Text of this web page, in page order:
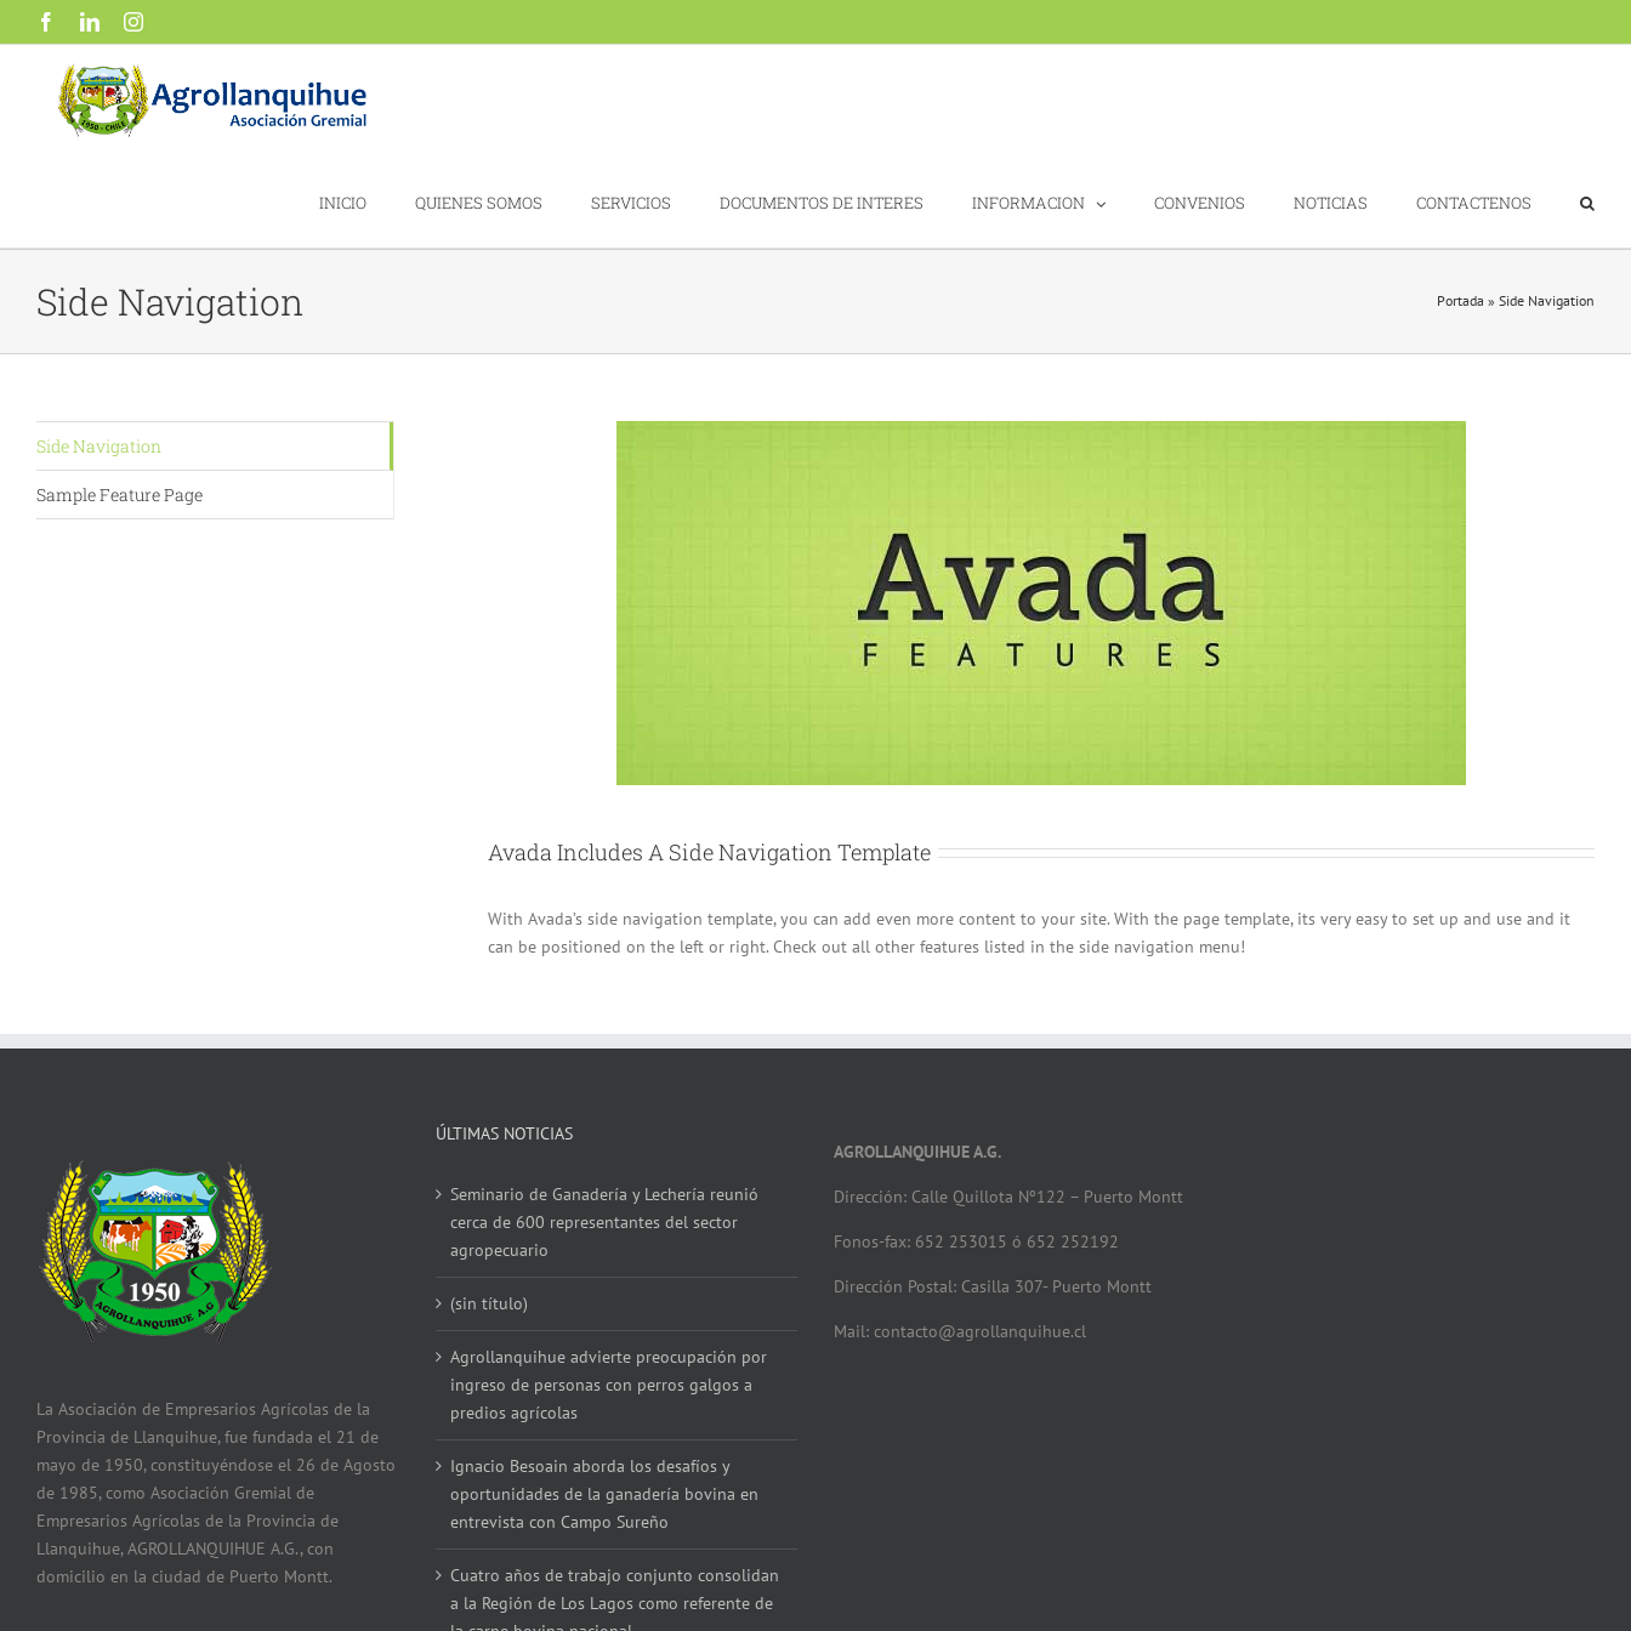
al
contenido
FacebookLinkedInInstagram
INICIO QUIENES SOMOS SERVICIOS DOCUMENTOS DE INTERES INFORMACION CONVENIOS NOTICIAS CONTACTENOS
Side Navigation Portada » Side Navigation
Avada Includes A Side Navigation Template
With Avada’s side navigation template, you can add even more content to your site. With the page template, its very easy to set up and use and it
can be positioned on the left or right. Check out all other features listed in the side navigation menu!
Side Navigation
Sample Feature Page
La Asociación de Empresarios Agrícolas de la
Provincia de Llanquihue, fue fundada el 21 de
mayo de 1950, constituyéndose el 26 de Agosto
de 1985, como Asociación Gremial de
Empresarios Agrícolas de la Provincia de
Llanquihue, AGROLLANQUIHUE A.G., con
domicilio en la ciudad de Puerto Montt.
ÚLTIMAS NOTICIAS
Seminario de Ganadería y Lechería reunió
cerca de 600 representantes del sector
agropecuario
(sin título)
Agrollanquihue advierte preocupación por
ingreso de personas con perros galgos a
predios agrícolas
Ignacio Besoain aborda los desafíos y
oportunidades de la ganadería bovina en
entrevista con Campo Sureño
Cuatro años de trabajo conjunto consolidan
a la Región de Los Lagos como referente de
AGROLLANQUIHUE A.G.
Dirección: Calle Quillota Nº122 – Puerto Montt
Fonos-fax: 652 253015 ó 652 252192
Dirección Postal: Casilla 307- Puerto Montt
Mail: contacto@agrollanquihue.cl